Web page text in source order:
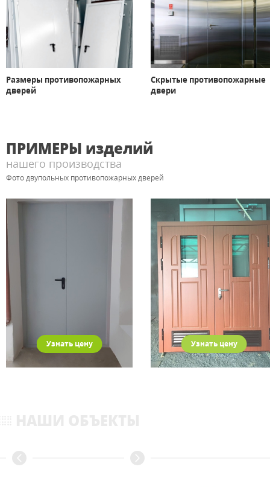
Размеры противопожарных
дверей
Скрытые противопожарные
двери
ПРИМЕРЫ изделий
нашего производства
Фото двупольных противопожарных дверей
Узнать цену Узнать цену